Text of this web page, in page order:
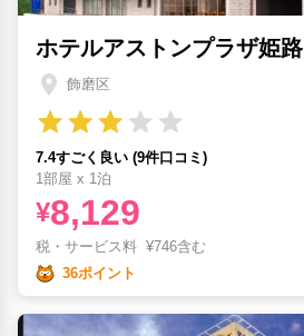
ホテルアストンプラザ姫路
飾磨区
7.4すごく良い (9件口コミ)
1部屋 x 1泊
¥8,129
税・サービス料 ¥746含む
36ポイント